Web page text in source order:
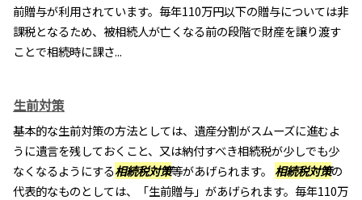
前贈与が利用されています。毎年110万円以下の贈与については非
課税となるため、被相続人が亡くなる前の段階で財産を譲り渡す
ことで相続時に課さ...
生前対策
基本的な生前対策の方法としては、遺産分割がスムーズに進むよ
うに遺言を残しておくこと、又は納付すべき相続税が少しでも少
なくなるようにする相続税対策等があげられます。 相続税対策の
代表的なものとしては、「生前贈与」があげられます。毎年110万